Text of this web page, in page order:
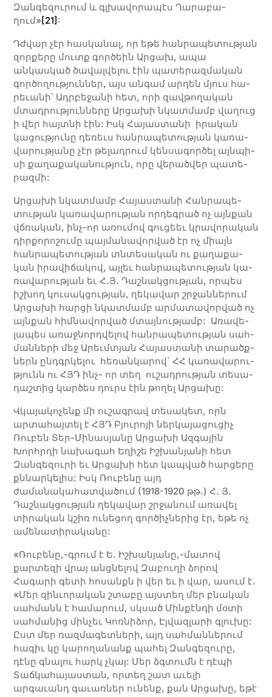
Զան­­գե­­զու­­րում և գլխա­­վո­­րա­­պէս Ղա­րա­բա­
ղում»[21]:
Դժվար չէր հաս­կա­նալ, որ ե­թե հան­րա­պե­տու­թյան
զոր­քե­րը մուտք գոր­ծեին Արցախ, ա­պա
անկասկած ծավալվելու էին պա­տե­րազ­մա­կան
գոր­ծո­ղու­թյուն­ներ, այս ան­գամ արդեն մյուս հա­
րեւա­նի՝ Ադր­բե­ջա­նի հետ, ո­րի զավ­թո­ղա­կան
մտա­դրու­թյուն­նե­րը Արցախի նկատ­մամբ վա­ղուց
ի վեր հայտ­նի էին: Իսկ Հա­յաս­տա­նի ի­րա­կան
կա­ցու­թյու­նը դե­ռեւս հան­րա­պե­տու­թյան կա­ռա­
վա­րու­թյա­նը չէր թե­լա­դրում կեն­սա­գոր­ծել այն­պի­
սի քա­ղա­քա­կա­նու­թյուն, որը վե­րած­վեր պա­տե­
րազ­մի:
Արցախի նկատ­մամբ Հա­յաս­տա­նի Հան­րա­պե­
տու­թյան կա­ռա­վա­րու­թյան որ­դեգ­րած ոչ այն­քան
վճռա­կան, ինչ-որ ա­ռու­մով գու­ցեեւ կրա­վո­րա­կան
դիր­քո­րո­շու­մը պայ­մա­նա­վոր­ված էր ոչ միայն
հան­րա­պե­տու­թյան տնտե­սա­կան ու քա­ղա­քա­
կան ի­րա­վի­ճա­կով, այ­լեւ հան­րա­պե­տու­թյան կա­
ռա­վա­րու­թյան եւ Հ.Յ. Դաշ­նակ­ցու­թյան, որ­պես
իշ­խող կու­սակ­ցու­թյան, ղե­կա­վար շրջան­նե­րում
Արցախի հար­ցի նկատ­մամբ ար­մա­տա­վոր­ված ոչ
այն­քան հիմ­նա­վոր­ված մտայ­նու­թյամբ: Ա­ռա­վե­
լա­պես ա­ռաջ­նորդ­վե­լով հան­րա­պե­տու­թյան սահ­
ման­նե­րի մեջ Ա­րեւմ­տյան Հա­յաս­տա­նի տա­րածք­
ներն ընդգրկե­լու հեռան­կա­րով` ՀՀ կա­ռա­վա­րու­
թյու­նն ու ՀՅԴ ինչ- որ տեղ ու­շա­դրու­թյան տե­սա­
դաշ­տից կար­ծես դուրս էին թո­ղել Արցախը:
Վկայակոչենք մի ուշագրավ տեսակետ, որն
արտահայտել է ՀՅԴ Բյուրոյի ներկայացուցիչ
Ռուբեն Տեր-Մինասյանը Արցախի Ազգային
Խորհրդի նախագահ Եղիշե Իշխանյանի հետ
Զանգեզուրի եւ Արցախի հետ կապված հարցերը
քննարկելիս: Իսկ Ռուբենը այդ
ժամանակահատվածում (1918-1920 թթ.) Հ. Յ.
Դաշնակցության ղեկա­վար շրջանում առավել
տիրական կշիռ ունեցող գործիչներից էր, եթե ոչ
ամենատիրականը:
«Ռուբենը,-գրում է Ե. Իշխանյանը,-մատով
քարտեզի վրայ անցնելով Զաբուղի ձորով
Հագարի գետի հոսանքն ի վեր եւ ի վար, ասում է.
«Մեր զինւորական շտաբը այստեղ մեր բնական
սահմանն է համարում, սկսած Մինքէնդի մօտի
սահմանից մինչեւ Կոռնիձոր, Էյվազլարի գլուխը:
Ըստ մեր ռազմագետների, այդ սահմաններում
հազիւ կը կարողանանք պահել Զանգեզուրը,
դէնը գնալու հարկ չկայ: Մեր ձգտումն է դէպի
Տաճկահայաստան, որտեղ շատ աւելի
արգաւանդ գաւառներ ունենք, քան Արցախը, եթէ